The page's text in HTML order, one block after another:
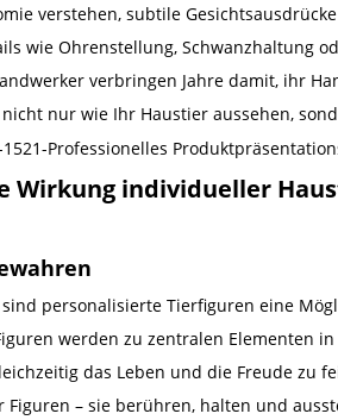
verstehen, subtile
wie Ohrenstellung, Schwanzhaltung
verbringen Jahre damit, ihr
nur wie Ihr Haustier aussehen,
Wirkung individueller
personalisierte Tierfiguren eine
werden zu zentralen Elementen
das Leben und die Freude zu
Figuren – sie berühren, halten und